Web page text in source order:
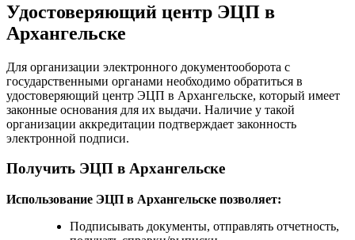
Удостоверяющий центр ЭЦП в
Архангельске
Для организации электронного документооборота с
государственными органами необходимо обратиться в
удостоверяющий центр ЭЦП в Архангельске, который имеет
законные основания для их выдачи. Наличие у такой
организации аккредитации подтверждает законность
электронной подписи.
Получить ЭЦП в Архангельске
Использование ЭЦП в Архангельске позволяет:
Подписывать документы, отправлять отчетность,